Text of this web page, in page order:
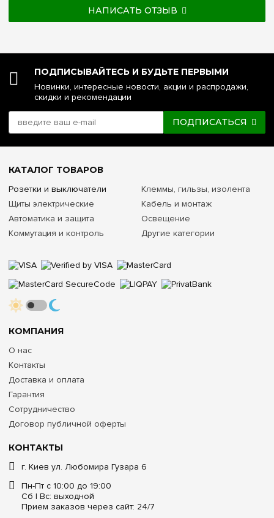
НАПИСАТЬ ОТЗЫВ
ПОДПИСЫВАЙТЕСЬ И БУДЬТЕ ПЕРВЫМИ
Новинки, интересные новости, акции и распродажи,
скидки и рекомендации
ПОДПИСАТЬСЯ
КОНТАКТЫ
г. Киев ул. Любомира Гузара 6
Пн-Пт с 10:00 до 19:00
Сб | Вс: выходной
Прием заказов через сайт: 24/7
КОМПАНИЯ
О нас
Контакты
Доставка и оплата
Гарантия
Сотрудничество
Договор публичной оферты
КАТАЛОГ ТОВАРОВ
Розетки и выключатели
Щиты электрические
Автоматика и защита
Коммутация и контроль
Клеммы, гильзы, изолента
Кабель и монтаж
Освещение
Другие категории